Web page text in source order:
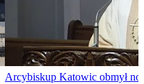
Arcybiskup Katowic obmył